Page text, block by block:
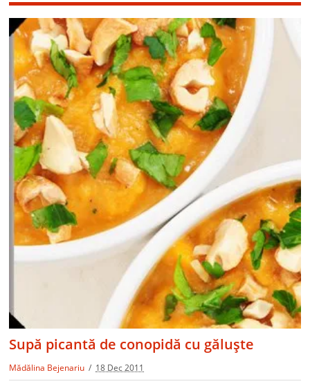
Supă picantă de conopidă cu găluşte
Mădălina Bejenariu 18 Dec 2011